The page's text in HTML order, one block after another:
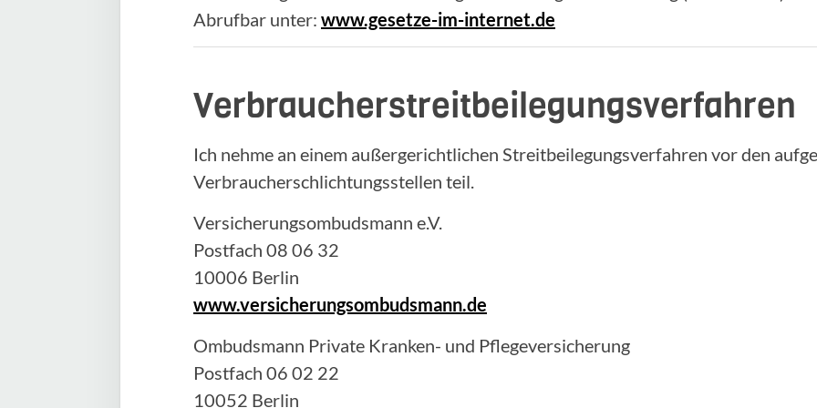
Abrufbar unter: www.gesetze-im-internet.de
Verbraucherstreitbeilegungsverfahren
Ich nehme an einem außergerichtlichen Streitbeilegungsverfahren vor den
Verbraucherschlichtungsstellen teil.
Versicherungsombudsmann e.V.
Postfach 08 06 32
10006 Berlin
www.versicherungsombudsmann.de
Ombudsmann Private Kranken- und Pflegeversicherung
Postfach 06 02 22
10052 Berlin